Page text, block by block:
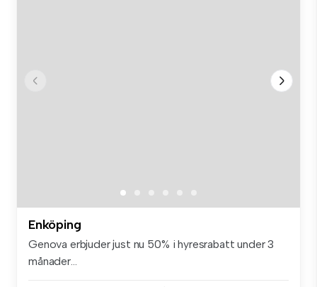
Enköping
Genova erbjuder just nu 50% i hyresrabatt under 3
månader...